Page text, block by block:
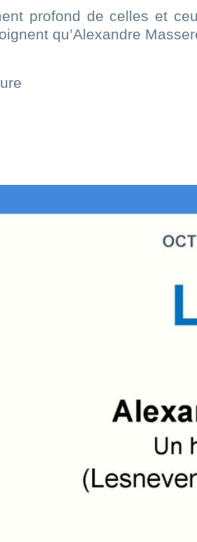
profond de celles et
qu’Alexandre